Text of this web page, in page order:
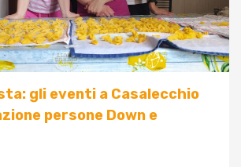
gli eventi a Casalecchio
persone Down e